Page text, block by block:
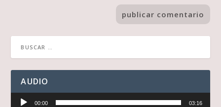
AUDIO
Reproductor
00:00 03:16